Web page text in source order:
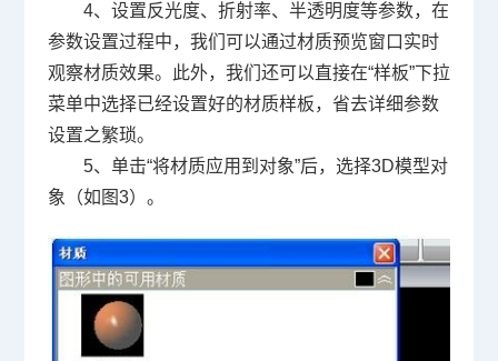
4、设置反光度、折射率、半透明度等参数，在
参数设置过程中，我们可以通过材质预览窗口实时
观察材质效果。此外，我们还可以直接在“样板”下拉
菜单中选择已经设置好的材质样板，省去详细参数
设置之繁琐。
5、单击“将材质应用到对象”后，选择3D模型对
象（如图3）。